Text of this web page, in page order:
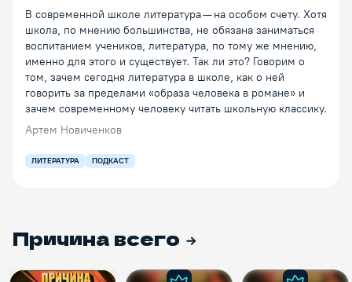
В современной школе литература — на особом счету. Хотя
школа, по мнению большинства, не обязана заниматься
воспитанием учеников, литература, по тому же мнению,
именно для этого и существует. Так ли это? Говорим о
том, зачем сегодня литература в школе, как о ней
говорить за пределами «образа человека в романе» и
зачем современному человеку читать школьную классику.
Артем Новиченков
ЛИТЕРАТУРА ПОДКАСТ
Причина всего